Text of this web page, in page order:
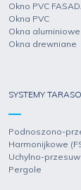
Okno PVC
Okna PVC
Okna aluminiowe
Okna drewniane
SYSTEMY
Podnoszono-
Harmonijkowe
Uchylno-
Pergole